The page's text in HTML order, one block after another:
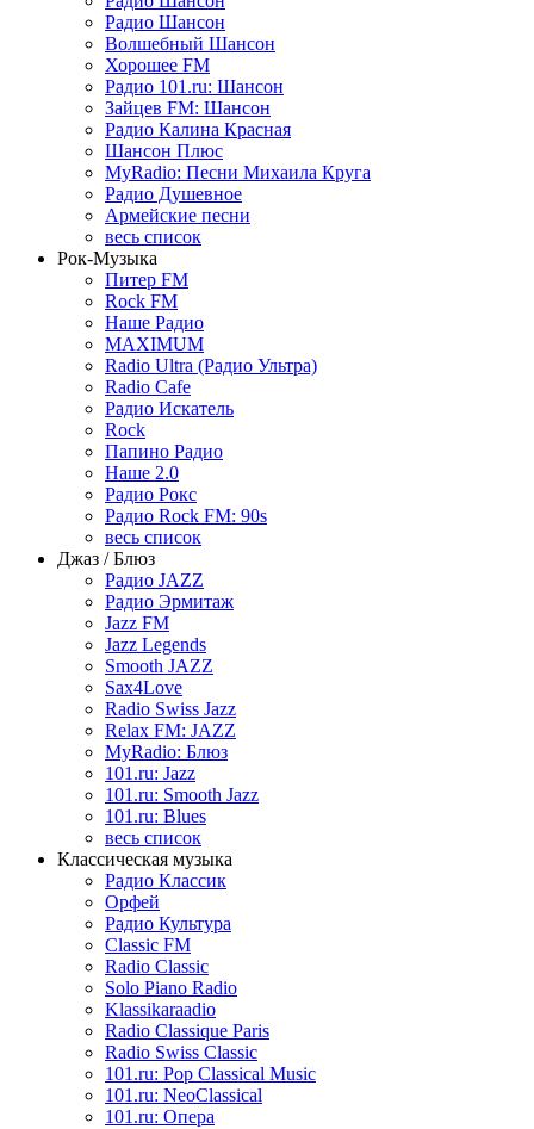
Радио Шансон
Волшебный Шансон
Хорошее FM
Радио 101.ru: Шансон
Зайцев FM: Шансон
Радио Калина Красная
Шансон Плюс
MyRadio: Песни Михаила Круга
Радио Душевное
Армейские песни
весь список
Рок-Музыка
Питер FM
Rock FM
Наше Радио
MAXIMUM
Radio Ultra (Радио Ультра)
Radio Cafe
Радио Искатель
Rock
Папино Радио
Наше 2.0
Радио Рокс
Радио Rock FM: 90s
весь список
Джаз / Блюз
Радио JAZZ
Радио Эрмитаж
Jazz FM
Jazz Legends
Smooth JAZZ
Sax4Love
Radio Swiss Jazz
Relax FM: JAZZ
MyRadio: Блюз
101.ru: Jazz
101.ru: Smooth Jazz
101.ru: Blues
весь список
Классическая музыка
Радио Классик
Орфей
Радио Культура
Classic FM
Radio Classic
Solo Piano Radio
Klassikaraadio
Radio Classique Paris
Radio Swiss Classic
101.ru: Pop Classical Music
101.ru: NeoClassical
101.ru: Опера